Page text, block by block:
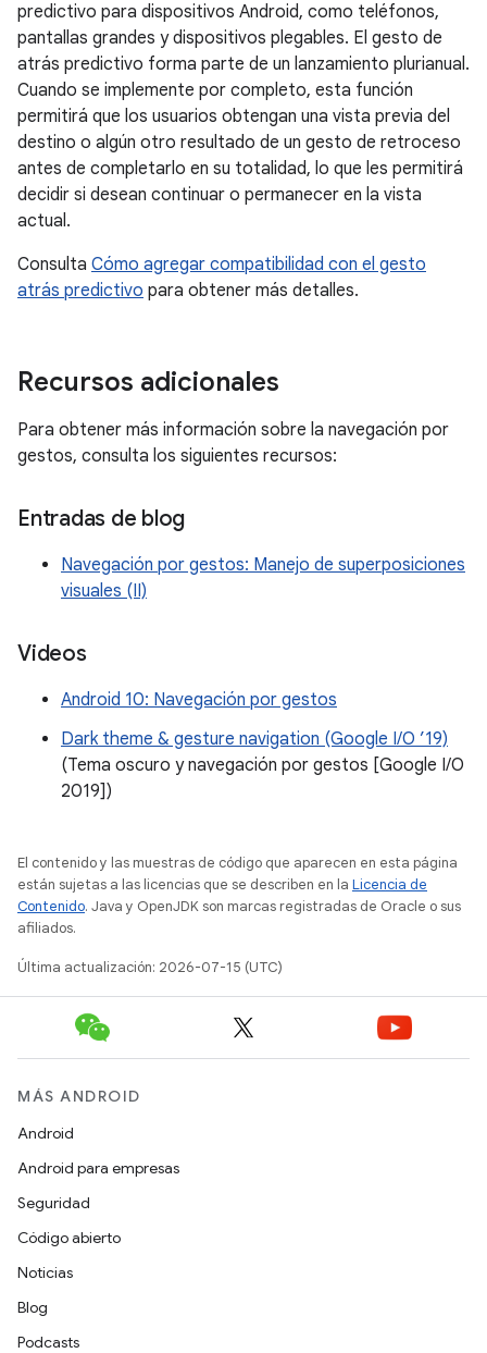
predictivo para dispositivos Android, como teléfonos,
pantallas grandes y dispositivos plegables. El gesto de
atrás predictivo forma parte de un lanzamiento plurianual.
Cuando se implemente por completo, esta función
permitirá que los usuarios obtengan una vista previa del
destino o algún otro resultado de un gesto de retroceso
antes de completarlo en su totalidad, lo que les permitirá
decidir si desean continuar o permanecer en la vista
actual.
Consulta Cómo agregar compatibilidad con el gesto
atrás predictivo para obtener más detalles.
Recursos adicionales
Para obtener más información sobre la navegación por
gestos, consulta los siguientes recursos:
Entradas de blog
Navegación por gestos: Manejo de superposiciones
visuales (II)
Videos
Android 10: Navegación por gestos
Dark theme & gesture navigation (Google I/O ’19)
(Tema oscuro y navegación por gestos [Google I/O
2019])
El contenido y las muestras de código que aparecen en esta página
están sujetas a las licencias que se describen en la Licencia de
Contenido. Java y OpenJDK son marcas registradas de Oracle o sus
afiliados.
Última actualización: 2026-07-15 (UTC)
MÁS ANDROID
Android
Android para empresas
Seguridad
Código abierto
Noticias
Blog
Podcasts